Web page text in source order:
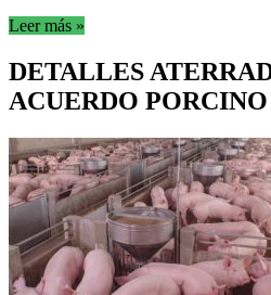
Leer más »
DETALLES
ACUERDO